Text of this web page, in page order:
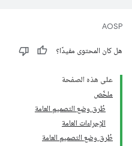
AOSP
هل كان المحتوى مفيدًا؟
على هذه الصفحة
ملخّص
طُرق وضع التصميم العامة
الإجراءات العامة
طُرق وضع التصميم العامة